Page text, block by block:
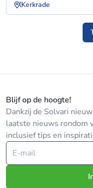
Kerkrade
Blijf op de hoogte!
Dankzij de Solvari
laatste nieuws rondom
inclusief tips en